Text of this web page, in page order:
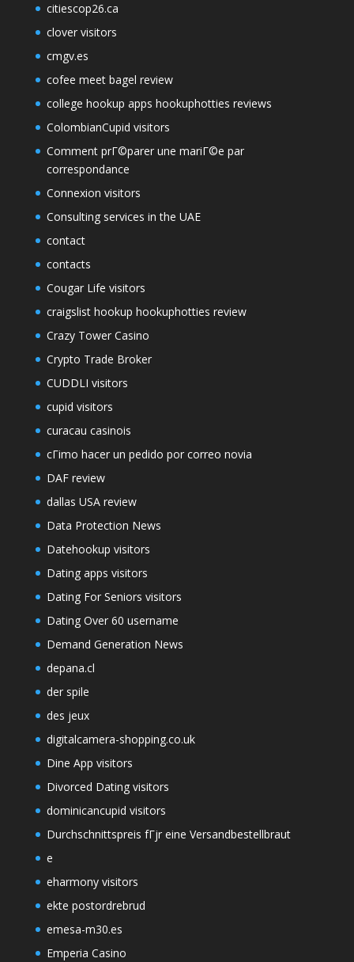
citiescop26.ca
clover visitors
cmgv.es
cofee meet bagel review
college hookup apps hookuphotties reviews
ColombianCupid visitors
Comment prГ©parer une mariГ©e par
correspondance
Connexion visitors
Consulting services in the UAE
contact
contacts
Cougar Life visitors
craigslist hookup hookuphotties review
Crazy Tower Сasino
Crypto Trade Broker
CUDDLI visitors
cupid visitors
curacau casinois
cГіmo hacer un pedido por correo novia
DAF review
dallas USA review
Data Protection News
Datehookup visitors
Dating apps visitors
Dating For Seniors visitors
Dating Over 60 username
Demand Generation News
depana.cl
der spile
des jeux
digitalcamera-shopping.co.uk
Dine App visitors
Divorced Dating visitors
dominicancupid visitors
Durchschnittspreis fГјr eine Versandbestellbraut
e
eharmony visitors
ekte postordrebrud
emesa-m30.es
Emperia Casino